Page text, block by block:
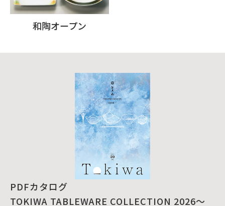
和陶オープン
PDFカタログ
TOKIWA TABLEWARE COLLECTION 2026～